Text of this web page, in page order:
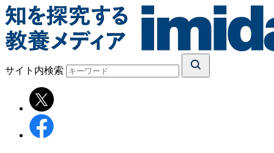
サイト内検索